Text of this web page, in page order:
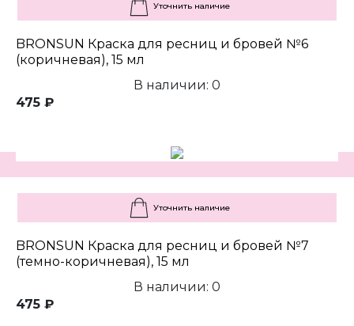
Уточнить наличие
BRONSUN Краска для ресниц и бровей №6
(коричневая), 15 мл
В наличии: 0
475 ₽
Уточнить наличие
BRONSUN Краска для ресниц и бровей №7
(темно-коричневая), 15 мл
В наличии: 0
475 ₽